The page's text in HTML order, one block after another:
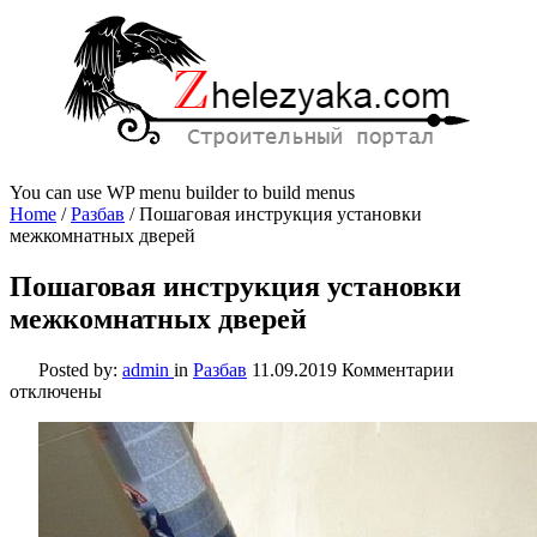
You can use WP menu builder to build menus
Home /Разбав /Пошаговая инструкция установки
межкомнатных дверей
Пошаговая инструкция установки
межкомнатных дверей
Posted by: admin in Разбав 11.09.2019 Комментарии
отключены